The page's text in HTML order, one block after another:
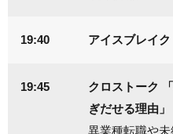
19:40 アイスブレイク
19:45
クロストーク
ぎだせる理由」
異業種転職や